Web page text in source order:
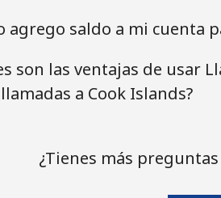
agrego saldo a mi cuenta
son las ventajas de usar
a Cook Islands?
¿Tienes más